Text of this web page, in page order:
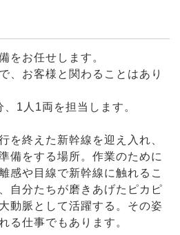
をお任せします。
、お客様と関わることはあり
1人1両を担当します。
を終えた新幹線を迎え入れ、
備をする場所。作業のために
感や目線で新幹線に触れるこ
自分たちが磨きあげたピカピ
動脈として活躍する。その姿
る仕事でもあります。